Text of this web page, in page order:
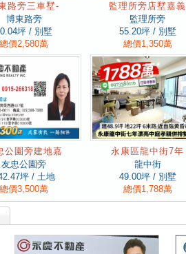
路旁三車墅-
博東路旁
坪 / 別墅
總價2,580萬
監理所旁店墅嘉義
監理所旁
55.20坪 / 別墅
總價1,350萬
公園旁建地嘉
友忠公園旁
坪 / 土地
總價3,500萬
永康區龍中街7年
龍中街
49.00坪 / 別墅
總價1,788萬